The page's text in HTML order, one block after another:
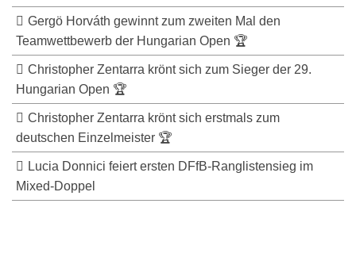
Gergö Horváth gewinnt zum zweiten Mal den
Teamwettbewerb der Hungarian Open 🏆
Christopher Zentarra krönt sich zum Sieger der 29.
Hungarian Open 🏆
Christopher Zentarra krönt sich erstmals zum
deutschen Einzelmeister 🏆
Lucia Donnici feiert ersten DFfB-Ranglistensieg im
Mixed-Doppel